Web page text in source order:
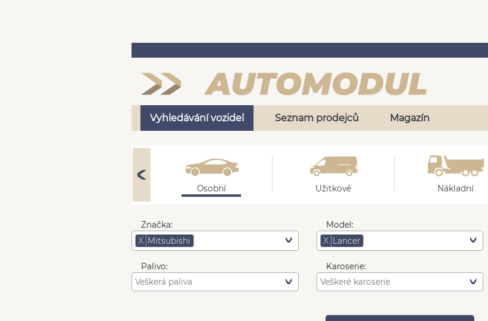
Vyhledávání vozidel Seznam prodejců Magazín
Osobní Užitkové Nákladní
Značka:
X Mitsubishi
Model:
X
Lancer
Palivo: Karoserie: